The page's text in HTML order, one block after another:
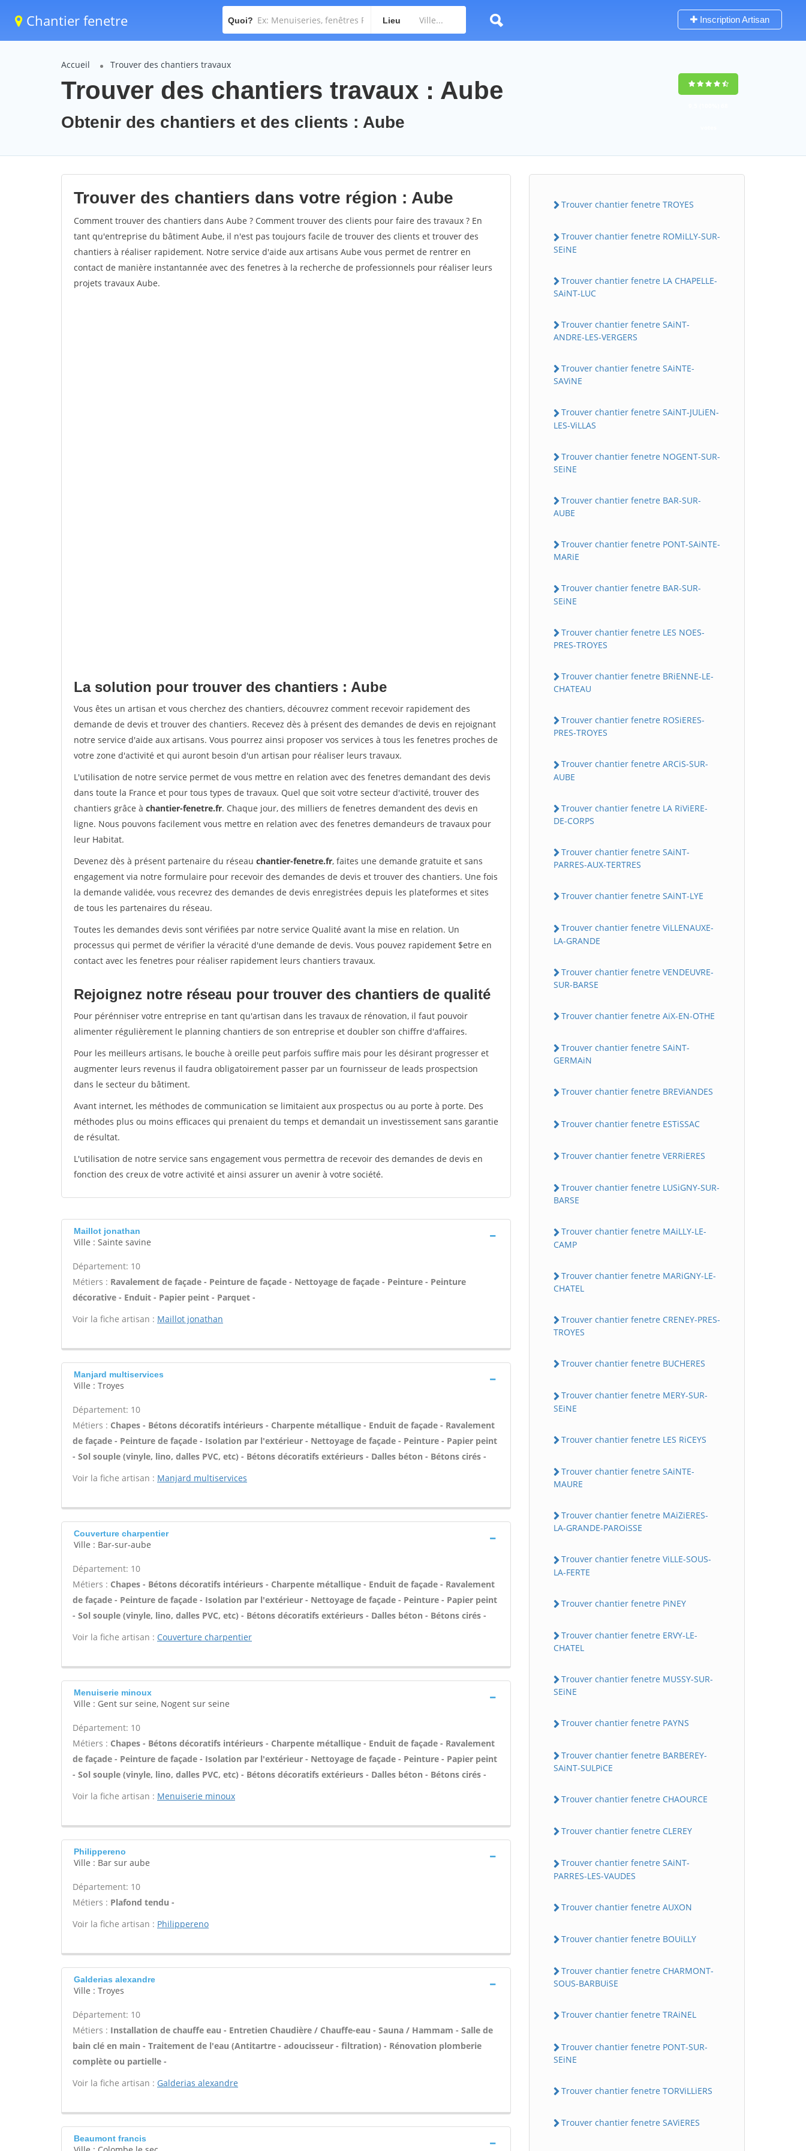
Chantier fenetre Quoi? Lieu Inscription Artisan
Accueil Trouver des chantiers travaux
Trouver des chantiers travaux : Aube
Obtenir des chantiers et des clients : Aube
Trouver des chantiers dans votre région : Aube
Comment trouver des chantiers dans Aube ? Comment trouver des clients pour faire des travaux ? En
tant qu'entreprise du bâtiment Aube, il n'est pas toujours facile de trouver des clients et trouver des
chantiers à réaliser rapidement. Notre service d'aide aux artisans Aube vous permet de rentrer en
contact de manière instantannée avec des fenetres à la recherche de professionnels pour réaliser leurs
projets travaux Aube.
La solution pour trouver des chantiers : Aube
Vous êtes un artisan et vous cherchez des chantiers, découvrez comment recevoir rapidement des
demande de devis et trouver des chantiers. Recevez dès à présent des demandes de devis en rejoignant
notre service d'aide aux artisans. Vous pourrez ainsi proposer vos services à tous les fenetres proches de
votre zone d'activité et qui auront besoin d'un artisan pour réaliser leurs travaux.
L'utilisation de notre service permet de vous mettre en relation avec des fenetres demandant des devis
dans toute la France et pour tous types de travaux. Quel que soit votre secteur d'activité, trouver des
chantiers grâce à chantier-fenetre.fr. Chaque jour, des milliers de fenetres demandent des devis en
ligne. Nous pouvons facilement vous mettre en relation avec des fenetres demandeurs de travaux pour
leur Habitat.
Devenez dès à présent partenaire du réseau chantier-fenetre.fr, faites une demande gratuite et sans
engagement via notre formulaire pour recevoir des demandes de devis et trouver des chantiers. Une fois
la demande validée, vous recevrez des demandes de devis enregistrées depuis les plateformes et sites
de tous les partenaires du réseau.
Toutes les demandes devis sont vérifiées par notre service Qualité avant la mise en relation. Un
processus qui permet de vérifier la véracité d'une demande de devis. Vous pouvez rapidement $etre en
contact avec les fenetres pour réaliser rapidement leurs chantiers travaux.
Rejoignez notre réseau pour trouver des chantiers de qualité
Pour pérénniser votre entreprise en tant qu'artisan dans les travaux de rénovation, il faut pouvoir
alimenter régulièrement le planning chantiers de son entreprise et doubler son chiffre d'affaires.
Pour les meilleurs artisans, le bouche à oreille peut parfois suffire mais pour les désirant progresser et
augmenter leurs revenus il faudra obligatoirement passer par un fournisseur de leads prospectsion
dans le secteur du bâtiment.
Avant internet, les méthodes de communication se limitaient aux prospectus ou au porte à porte. Des
méthodes plus ou moins efficaces qui prenaient du temps et demandait un investissement sans garantie
de résultat.
L'utilisation de notre service sans engagement vous permettra de recevoir des demandes de devis en
fonction des creux de votre activité et ainsi assurer un avenir à votre société.
Maillot jonathan
Ville : Sainte savine
Département: 10
Métiers : Ravalement de façade - Peinture de façade - Nettoyage de façade - Peinture - Peinture
décorative - Enduit - Papier peint - Parquet -
Voir la fiche artisan : Maillot jonathan
Manjard multiservices
Ville : Troyes
Département: 10
Métiers : Chapes - Bétons décoratifs intérieurs - Charpente métallique - Enduit de façade - Ravalement
de façade - Peinture de façade - Isolation par l'extérieur - Nettoyage de façade - Peinture - Papier peint
- Sol souple (vinyle, lino, dalles PVC, etc) - Bétons décoratifs extérieurs - Dalles béton - Bétons cirés -
Voir la fiche artisan : Manjard multiservices
Couverture charpentier
Ville : Bar-sur-aube
Département: 10
Métiers : Chapes - Bétons décoratifs intérieurs - Charpente métallique - Enduit de façade - Ravalement
de façade - Peinture de façade - Isolation par l'extérieur - Nettoyage de façade - Peinture - Papier peint
- Sol souple (vinyle, lino, dalles PVC, etc) - Bétons décoratifs extérieurs - Dalles béton - Bétons cirés -
Voir la fiche artisan : Couverture charpentier
Menuiserie minoux
Ville : Gent sur seine, Nogent sur seine
Département: 10
Métiers : Chapes - Bétons décoratifs intérieurs - Charpente métallique - Enduit de façade - Ravalement
de façade - Peinture de façade - Isolation par l'extérieur - Nettoyage de façade - Peinture - Papier peint
- Sol souple (vinyle, lino, dalles PVC, etc) - Bétons décoratifs extérieurs - Dalles béton - Bétons cirés -
Voir la fiche artisan : Menuiserie minoux
Philippereno
Ville : Bar sur aube
Département: 10
Métiers : Plafond tendu -
Voir la fiche artisan : Philippereno
Galderias alexandre
Ville : Troyes
Département: 10
Métiers : Installation de chauffe eau - Entretien Chaudière / Chauffe-eau - Sauna / Hammam - Salle de
bain clé en main - Traitement de l'eau (Antitartre - adoucisseur - filtration) - Rénovation plomberie
complète ou partielle -
Voir la fiche artisan : Galderias alexandre
Beaumont francis
Trouver chantier fenetre TROYES
Trouver chantier fenetre ROMiLLY-SUR-
SEiNE
Trouver chantier fenetre LA CHAPELLE-
SAiNT-LUC
Trouver chantier fenetre SAiNT-
ANDRE-LES-VERGERS
Trouver chantier fenetre SAiNTE-
SAViNE
Trouver chantier fenetre SAiNT-JULiEN-
LES-ViLLAS
Trouver chantier fenetre NOGENT-SUR-
SEiNE
Trouver chantier fenetre BAR-SUR-
AUBE
Trouver chantier fenetre PONT-SAiNTE-
MARiE
Trouver chantier fenetre BAR-SUR-
SEiNE
Trouver chantier fenetre LES NOES-
PRES-TROYES
Trouver chantier fenetre BRiENNE-LE-
CHATEAU
Trouver chantier fenetre ROSiERES-
PRES-TROYES
Trouver chantier fenetre ARCiS-SUR-
AUBE
Trouver chantier fenetre LA RiViERE-
DE-CORPS
Trouver chantier fenetre SAiNT-
PARRES-AUX-TERTRES
Trouver chantier fenetre SAiNT-LYE
Trouver chantier fenetre ViLLENAUXE-
LA-GRANDE
Trouver chantier fenetre VENDEUVRE-
SUR-BARSE
Trouver chantier fenetre AiX-EN-OTHE
Trouver chantier fenetre SAiNT-
GERMAiN
Trouver chantier fenetre BREViANDES
Trouver chantier fenetre ESTiSSAC
Trouver chantier fenetre VERRiERES
Trouver chantier fenetre LUSiGNY-SUR-
BARSE
Trouver chantier fenetre MAiLLY-LE-
CAMP
Trouver chantier fenetre MARiGNY-LE-
CHATEL
Trouver chantier fenetre CRENEY-PRES-
TROYES
Trouver chantier fenetre BUCHERES
Trouver chantier fenetre MERY-SUR-
SEiNE
Trouver chantier fenetre LES RiCEYS
Trouver chantier fenetre SAiNTE-
MAURE
Trouver chantier fenetre MAiZiERES-
LA-GRANDE-PAROiSSE
Trouver chantier fenetre ViLLE-SOUS-
LA-FERTE
Trouver chantier fenetre PiNEY
Trouver chantier fenetre ERVY-LE-
CHATEL
Trouver chantier fenetre MUSSY-SUR-
SEiNE
Trouver chantier fenetre PAYNS
Trouver chantier fenetre BARBEREY-
SAiNT-SULPiCE
Trouver chantier fenetre CHAOURCE
Trouver chantier fenetre CLEREY
Trouver chantier fenetre SAiNT-
PARRES-LES-VAUDES
Trouver chantier fenetre AUXON
Trouver chantier fenetre BOUiLLY
Trouver chantier fenetre CHARMONT-
SOUS-BARBUiSE
Trouver chantier fenetre TRAiNEL
Trouver chantier fenetre PONT-SUR-
SEiNE
Trouver chantier fenetre TORViLLiERS
Trouver chantier fenetre SAViERES